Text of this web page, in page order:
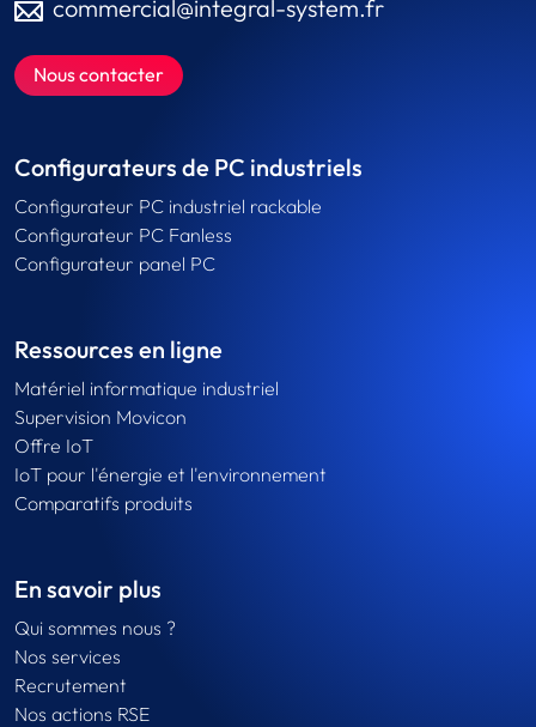
commercial@integral-system.fr
Nous contacter
Configurateurs de PC industriels
Configurateur PC industriel rackable
Configurateur PC Fanless
Configurateur panel PC
Ressources en ligne
Matériel informatique industriel
Supervision Movicon
Offre IoT
IoT pour l'énergie et l'environnement
Comparatifs produits
En savoir plus
Qui sommes nous ?
Nos services
Recrutement
Nos actions RSE